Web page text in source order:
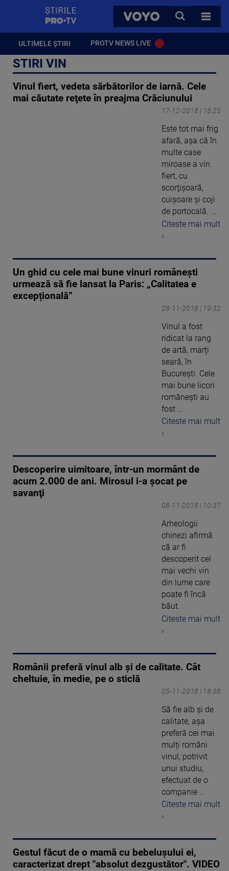
VOYO
CAUTA
TOATE
ULTIMELE ȘTIRI PROTV NEWS LIVE
STIRI VIN
Vinul fiert, vedeta sărbătorilor de iarnă. Cele
mai căutate reţete în preajma Crăciunului
17-12-2018 | 18:25
Este tot mai frig
afară, așa că în
multe case
miroase a vin
fiert, cu
scorţişoară,
cuișoare și coji
de portocală. ...
Citeste mai mult
›
Un ghid cu cele mai bune vinuri românești
urmează să fie lansat la Paris: „Calitatea e
excepțională”
28-11-2018 | 19:32
Vinul a fost
ridicat la rang
de artă, marți
seară, în
Bucureşti. Cele
mai bune licori
româneşti au
fost ...
Citeste mai mult
›
Descoperire uimitoare, într-un mormânt de
acum 2.000 de ani. Mirosul i-a şocat pe
savanţi
08-11-2018 | 10:37
Arheologii
chinezi afirmă
că ar fi
descoperit cel
mai vechi vin
din lume care
poate fi încă
băut.
Citeste mai mult
›
Românii preferă vinul alb și de calitate. Cât
cheltuie, în medie, pe o sticlă
05-11-2018 | 18:38
Să fie alb și de
calitate, așa
preferă cei mai
mulți români
vinul, potrivit
unui studiu,
efectuat de o
companie ...
Citeste mai mult
›
Gestul făcut de o mamă cu bebelușului ei,
caracterizat drept "absolut dezgustător". VIDEO